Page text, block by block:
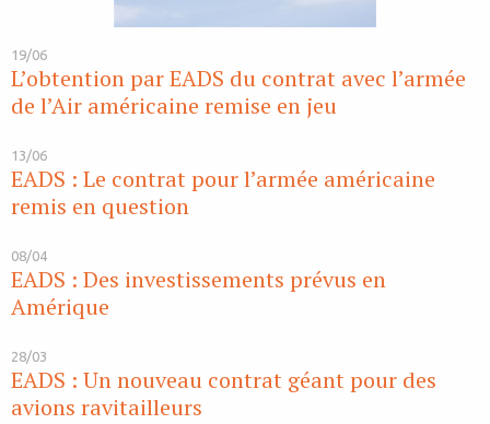
19/06
L’obtention par EADS du contrat avec l’armée
de l’Air américaine remise en jeu
13/06
EADS : Le contrat pour l’armée américaine
remis en question
08/04
EADS : Des investissements prévus en
Amérique
28/03
EADS : Un nouveau contrat géant pour des
avions ravitailleurs